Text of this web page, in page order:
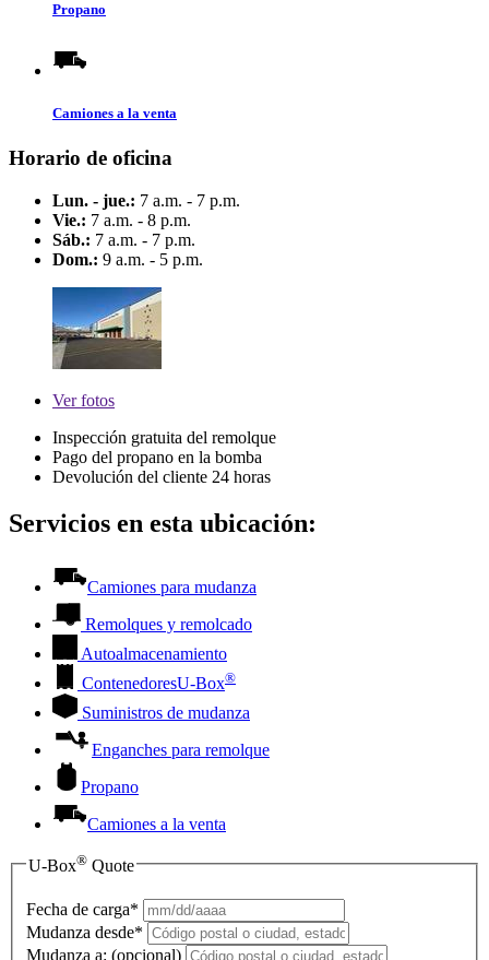
Propano
Camiones a la venta
Horario de oficina
Lun. - jue.: 7 a.m. - 7 p.m.
Vie.: 7 a.m. - 8 p.m.
Sáb.: 7 a.m. - 7 p.m.
Dom.: 9 a.m. - 5 p.m.
Verfotos
Inspección gratuita del remolque
Pago del propano en la bomba
Devolución del cliente 24 horas
Servicios en esta ubicación:
Camiones para mudanza
Remolques y remolcado
Autoalmacenamiento
ContenedoresU-Box®
Suministros de mudanza
Enganches para remolque
Propano
Camiones a la venta
U-Box® Quote
Fecha de carga*
Mudanza desde*
Mudanza a: (opcional)